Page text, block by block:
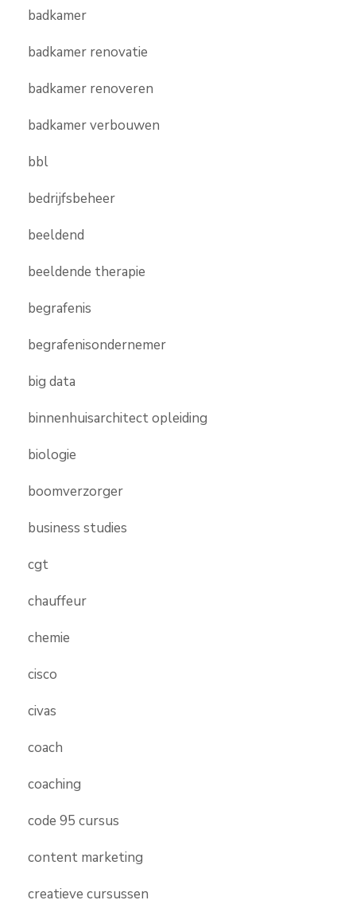
badkamer
badkamer renovatie
badkamer renoveren
badkamer verbouwen
bbl
bedrijfsbeheer
beeldend
beeldende therapie
begrafenis
begrafenisondernemer
big data
binnenhuisarchitect opleiding
biologie
boomverzorger
business studies
cgt
chauffeur
chemie
cisco
civas
coach
coaching
code 95 cursus
content marketing
creatieve cursussen